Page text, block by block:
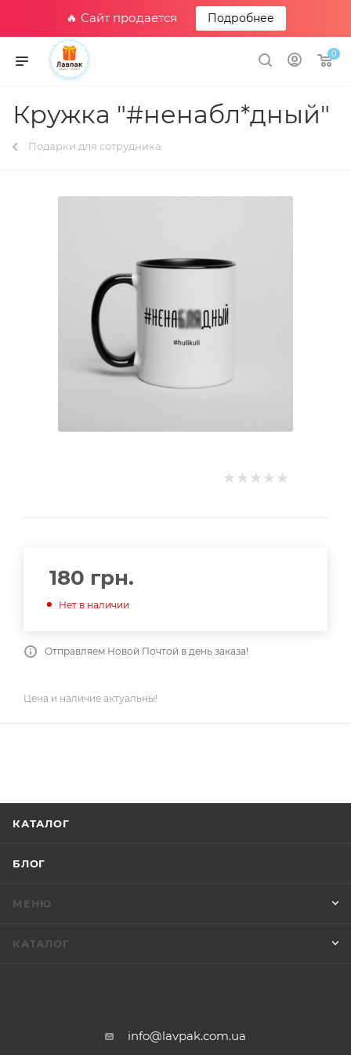
🔥 Сайт продается Подробнее
0
Кружка "#ненабл*дный"
Подарки для сотрудника
180 грн.
Нет в наличии
Отправляем Новой Почтой в день заказа!
Цена и наличие актуальны!
КАТАЛОГ
БЛОГ
МЕНЮ
КАТАЛОГ
info@lavpak.com.ua